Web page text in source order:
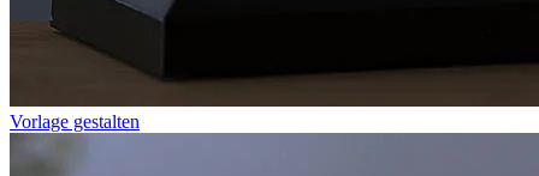
Vorlage gestalten